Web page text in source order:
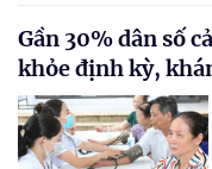
Gần 30% dân số
khỏe định kỳ,